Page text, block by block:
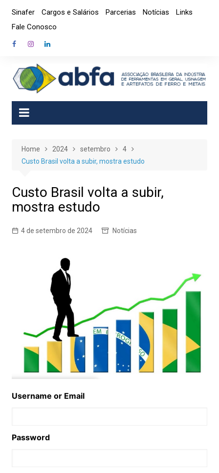
content
Sinafer Cargos e Salários Parcerias Notícias
Links
Fale Conosco
Home 2024 setembro
4
Custo Brasil volta a subir, mostra estudo
Custo Brasil volta a subir,
mostra estudo
4 de setembro de 2024 Notícias
Username or Email
Password